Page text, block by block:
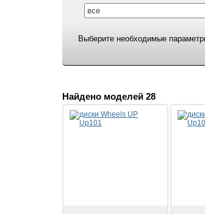
Выберите необходимые
Найдено моделей 28